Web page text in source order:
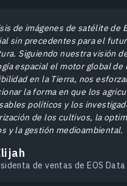
de imágenes de satélite de
sin precedentes para el
Siguiendo nuestra visión
espacial el motor global de
en la Tierra, nos
la forma en que los
políticos y los
de los cultivos, la
y la gestión medioambiental.
de ventas de EOS